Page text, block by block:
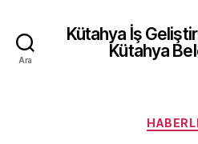
Ara
Kütahya İş
Kütahya